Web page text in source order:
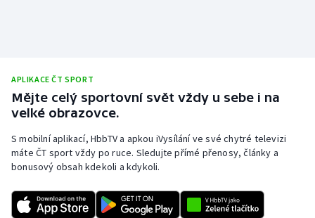
APLIKACE ČT SPORT
Mějte celý sportovní svět vždy u sebe i na
velké obrazovce.
S mobilní aplikací, HbbTV a apkou iVysílání ve své chytré televizi
máte ČT sport vždy po ruce. Sledujte přímé přenosy, články a
bonusový obsah kdekoli a kdykoli.